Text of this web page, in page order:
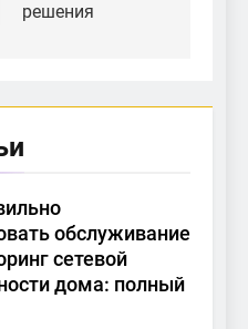
решения
обслуживание
сетевой
дома: полный